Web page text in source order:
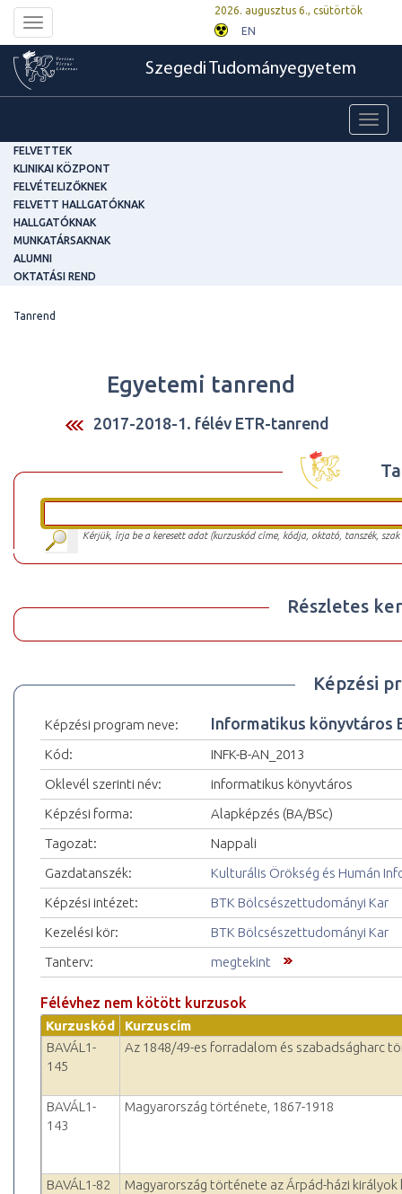
Toggle
navigation
2026. augusztus 6., csütörtök
EN
Szegedi Tudományegyetem
FELVETTEK
KLINIKAI KÖZPONT
FELVÉTELIZŐKNEK
FELVETT HALLGATÓKNAK
HALLGATÓKNAK
MUNKATÁRSAKNAK
ALUMNI
OKTATÁSI REND
Tanrend
Egyetemi tanrend
2017-2018-1. félév ETR-tanrend
Kérjük, írja be a keresett adat (kurzuskód címe, kódja, oktató, tanszék,
Részletes
Képzési
Képzési program neve: Informatikus könyvtáros
Kód:
INFK-B-AN_2013
Oklevél szerinti név:
informatikus könyvtáros
Képzési forma:
Alapképzés (BA/BSc)
Tagozat:
Nappali
Gazdatanszék:
Kulturális Örökség és Humán
Képzési intézet:
BTK Bölcsészettudományi Kar
Kezelési kör:
BTK Bölcsészettudományi Kar
Tanterv:
megtekint
Félévhez nem kötött kurzusok
Kurzuskód
Kurzuscím
BAVÁL1-
145
Az 1848/49-es forradalom és szabadságharc
BAVÁL1-
143
Magyarország története, 1867-1918
BAVÁL1-82 Magyarország története az Árpád-házi királyok